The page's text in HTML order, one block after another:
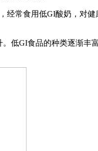
常食用低GI酸奶，对
GI食品的种类逐渐丰